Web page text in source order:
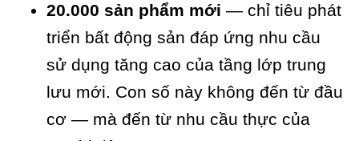
20.000 sản phẩm mới — chỉ tiêu phát
triển bất động sản đáp ứng nhu cầu
sử dụng tăng cao của tầng lớp trung
lưu mới. Con số này không đến từ đầu
cơ — mà đến từ nhu cầu thực của